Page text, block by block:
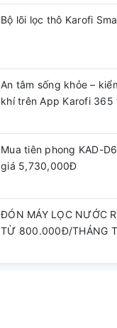
Bộ lõi lọc thô Karofi
An tâm sống khỏe –
khí trên App Karofi 365
Mua tiên phong KAD-
giá 5,730,000Đ
ĐÓN MÁY LỌC NƯỚC
TỪ 800.000Đ/THÁNG